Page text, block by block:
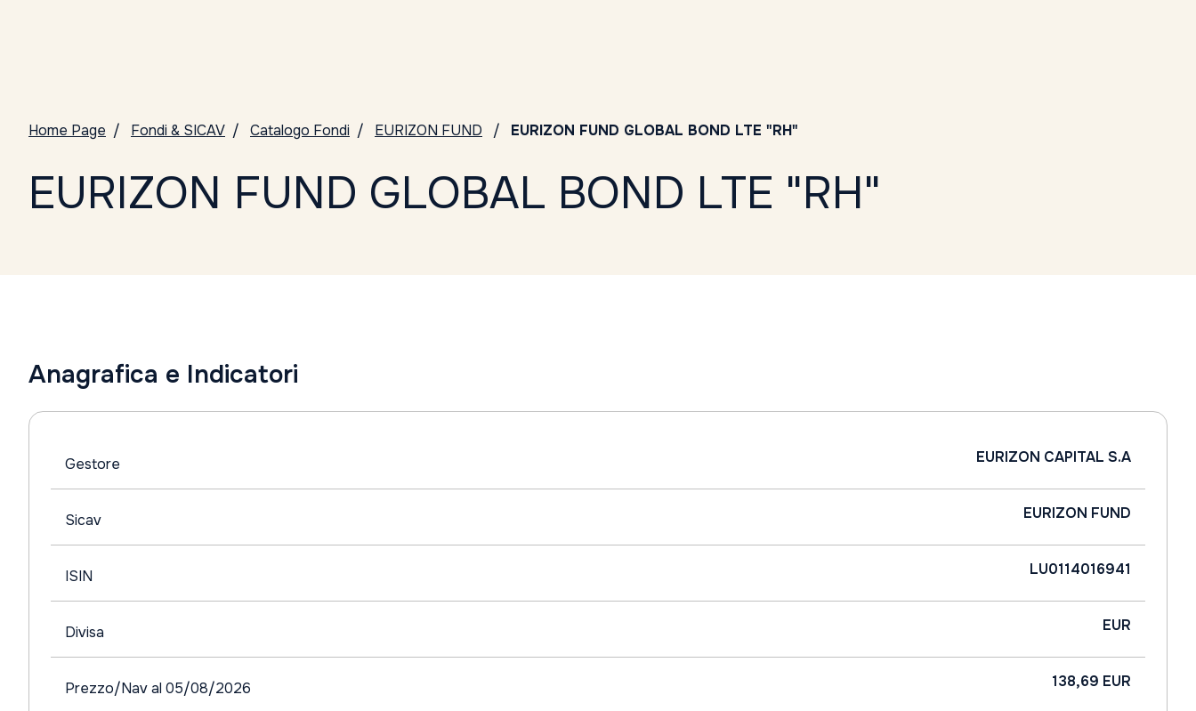
Home Page Fondi & SICAV Catalogo Fondi EURIZON FUND EURIZON FUND GLOBAL BOND LTE "RH"
EURIZON FUND GLOBAL BOND LTE "RH"
Anagrafica e Indicatori
Gestore EURIZON CAPITAL S.A
Sicav EURIZON FUND
ISIN LU0114016941
Divisa EUR
Prezzo/Nav al 05/08/2026 138,69 EUR